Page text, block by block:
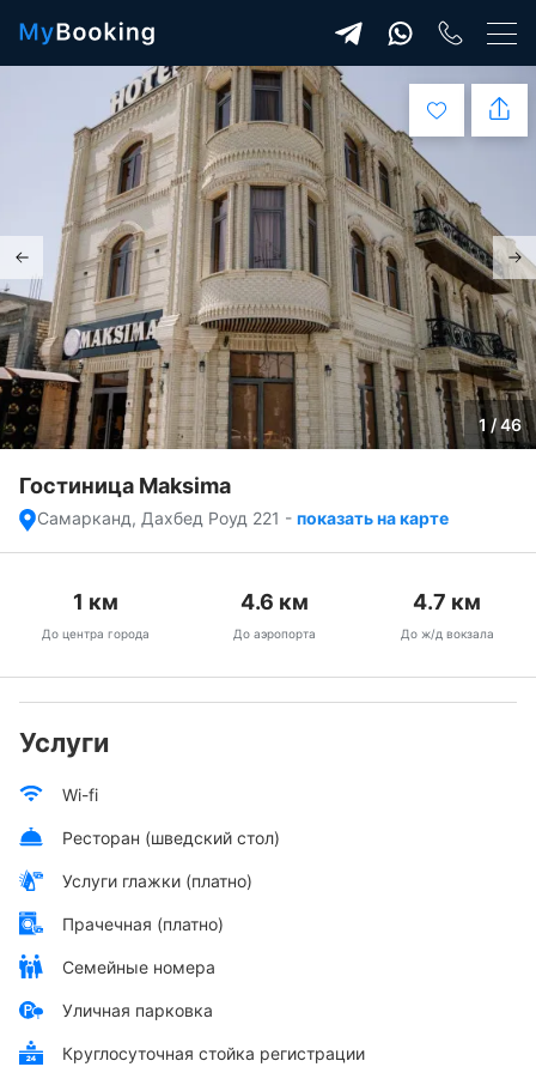
1 / 46
Гостиница Maksima
Самарканд, Дахбед Роуд 221 - показать на карте
1 км
До центра города
4.6 км
До аэропорта
4.7 км
До ж/д вокзала
Услуги
Wi-fi
Ресторан (шведский стол)
Услуги глажки (платно)
Прачечная (платно)
Семейные номера
Уличная парковка
Круглосуточная стойка регистрации